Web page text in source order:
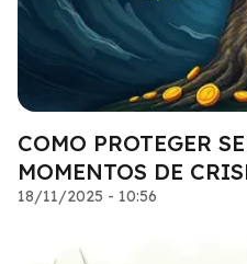
COMO PROTEGER
MOMENTOS DE
18/11/2025 - 10:56